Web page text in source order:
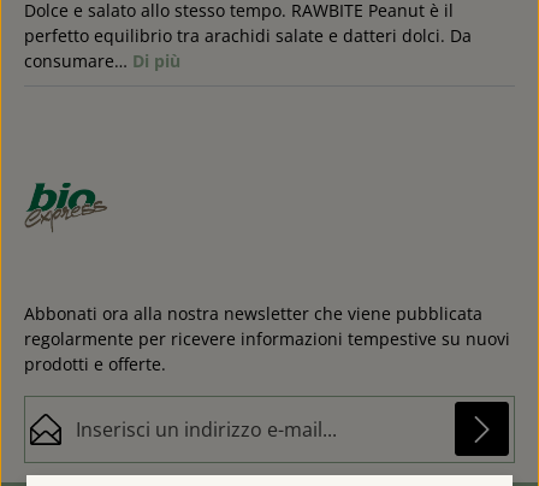
Dolce e salato allo stesso tempo. RAWBITE Peanut è il
perfetto equilibrio tra arachidi salate e datteri dolci. Da
consumare… Di più
Abbonati ora alla nostra newsletter che viene pubblicata
regolarmente per ricevere informazioni tempestive su nuovi
prodotti e offerte.
Questo sito è protetto da reCAPTCHA e si applicano l' e